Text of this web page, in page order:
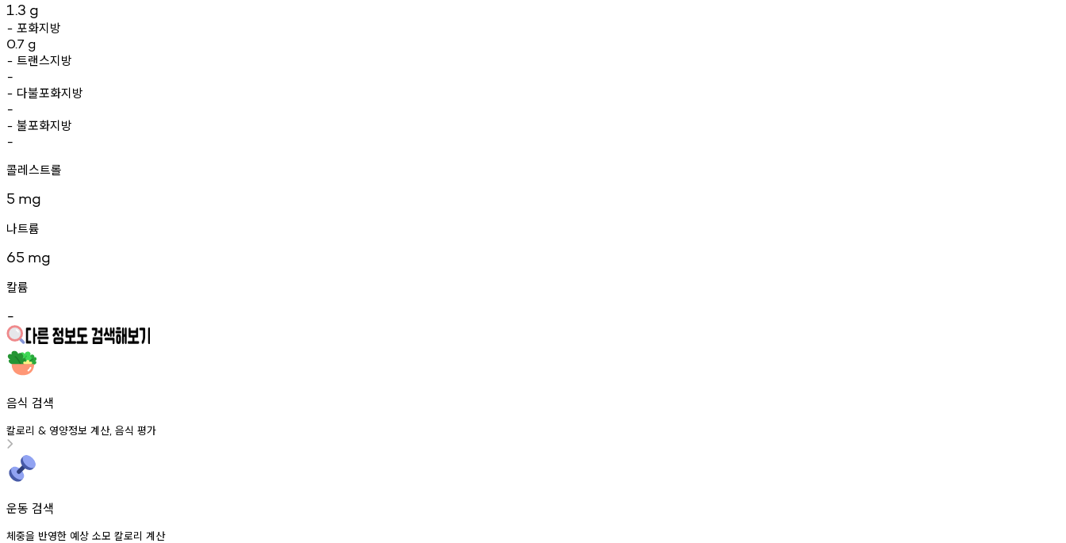
1.3 g
- 포화지방
0.7 g
- 트랜스지방
-
- 다불포화지방
-
- 불포화지방
-
콜레스트롤
5 mg
나트륨
65 mg
칼륨
-
음식 검색
칼로리 & 영양정보 계산, 음식 평가
운동 검색
체중을 반영한 예상 소모 칼로리 계산